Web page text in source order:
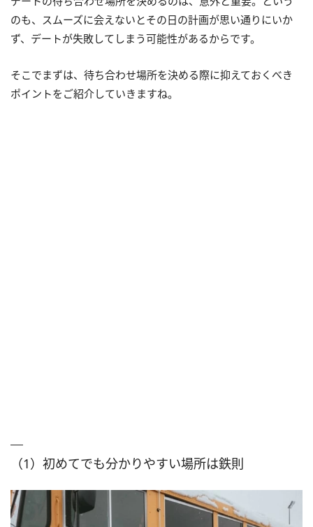
のも、スムーズに会えないとその日の計画が思い通りにいか
ず、デートが失敗してしまう可能性があるからです。
そこでまずは、待ち合わせ場所を決める際に抑えておくべき
ポイントをご紹介していきますね。
（1）初めてでも分かりやすい場所は鉄則